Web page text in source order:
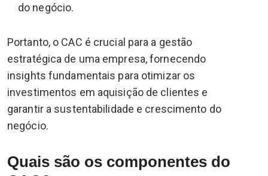
do negócio.
Portanto, o CAC é crucial para a gestão
estratégica de uma empresa, fornecendo
insights fundamentais para otimizar os
investimentos em aquisição de clientes e
garantir a sustentabilidade e crescimento do
negócio.
Quais são os componentes do